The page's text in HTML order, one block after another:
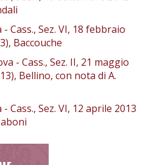
Cass., Sez. VI, 18 febbraio
Baccouche
- Cass., Sez. II, 21 maggio
Bellino, con nota di A.
Sez. VI, 12 aprile 2013